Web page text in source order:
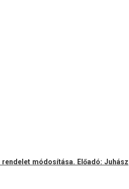
módosítása. Előadó: Juhász